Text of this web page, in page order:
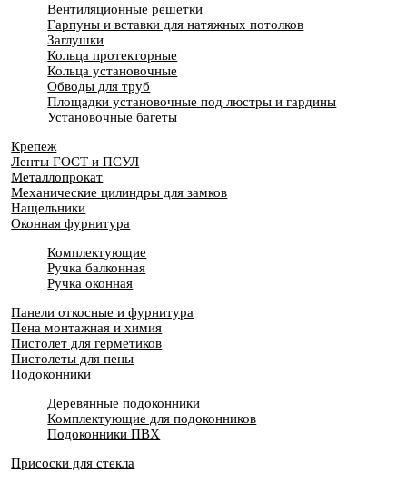
Вентиляционные решетки
Гарпуны и вставки для натяжных потолков
Заглушки
Кольца протекторные
Кольца установочные
Обводы для труб
Площадки установочные под люстры и гардины
Установочные багеты
Крепеж
Ленты ГОСТ и ПСУЛ
Металлопрокат
Механические цилиндры для замков
Нащельники
Оконная фурнитура
Комплектующие
Ручка балконная
Ручка оконная
Панели откосные и фурнитура
Пена монтажная и химия
Пистолет для герметиков
Пистолеты для пены
Подоконники
Деревянные подоконники
Комплектующие для подоконников
Подоконники ПВХ
Присоски для стекла